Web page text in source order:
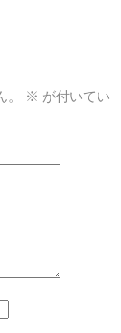
※ が付いてい